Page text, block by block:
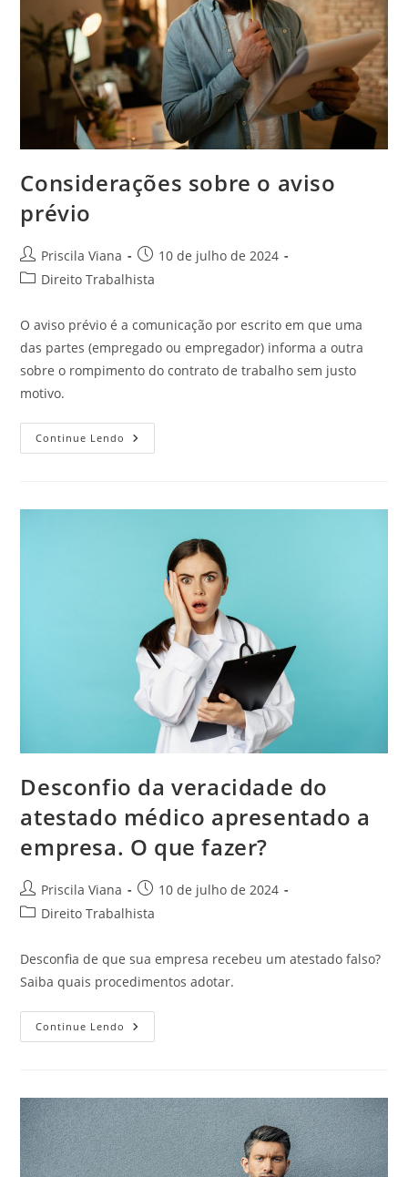
Considerações sobre o aviso
prévio
Autor
do
Priscila Viana
Post
publicado:
10 de julho de 2024
Categoria
post:
Direito Trabalhista
O aviso prévio é a comunicação por escrito em que uma
das partes (empregado ou empregador) informa a outra
sobre o rompimento do contrato de trabalho sem justo
motivo.
Continue Lendo Considerações
Sobre
Desconfio da veracidade do
atestado médico apresentado a
empresa. O que fazer?
Autor
do
Priscila Viana
Post
publicado:
10 de julho de 2024
Categoria
post:
Direito Trabalhista
Desconfia de que sua empresa recebeu um atestado falso?
Saiba quais procedimentos adotar.
Continue Lendo Desconfio
Da
Apresentado
A
Empresa.
O
Que
Fazer?